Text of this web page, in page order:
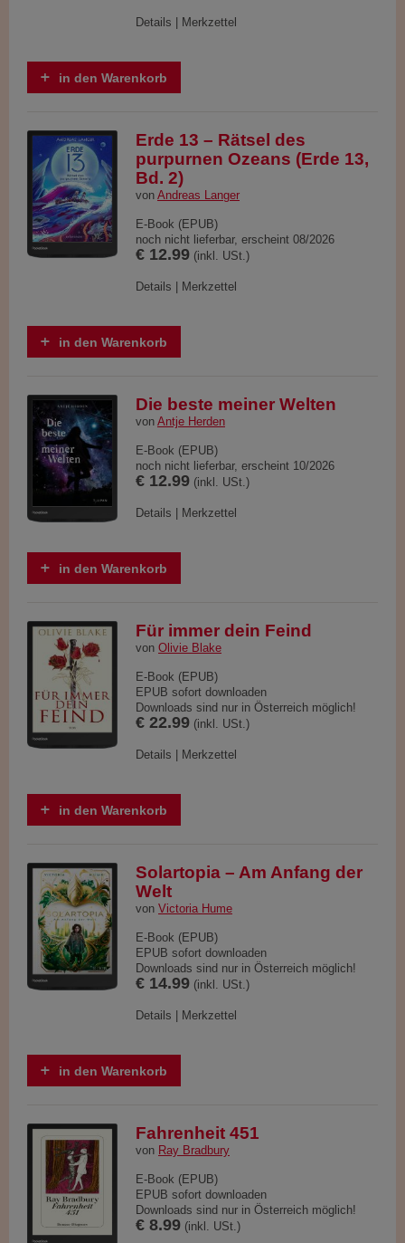
Details Merkzettel
in den Warenkorb
Erde 13 – Rätsel des
purpurnen Ozeans (Erde 13,
Bd. 2)
von Andreas Langer
E-Book (EPUB)
noch nicht lieferbar, erscheint 08/2026
€ 12.99 (inkl. USt.)
Details Merkzettel
in den Warenkorb
Die beste meiner Welten
von Antje Herden
E-Book (EPUB)
noch nicht lieferbar, erscheint 10/2026
€ 12.99 (inkl. USt.)
Details Merkzettel
in den Warenkorb
Für immer dein Feind
von Olivie Blake
E-Book (EPUB)
EPUB sofort downloaden
Downloads sind nur in Österreich möglich!
€ 22.99 (inkl. USt.)
Details Merkzettel
in den Warenkorb
Solartopia – Am Anfang der
Welt
von Victoria Hume
E-Book (EPUB)
EPUB sofort downloaden
Downloads sind nur in Österreich möglich!
€ 14.99 (inkl. USt.)
Details Merkzettel
in den Warenkorb
Fahrenheit 451
von Ray Bradbury
E-Book (EPUB)
EPUB sofort downloaden
Downloads sind nur in Österreich möglich!
€ 8.99 (inkl. USt.)